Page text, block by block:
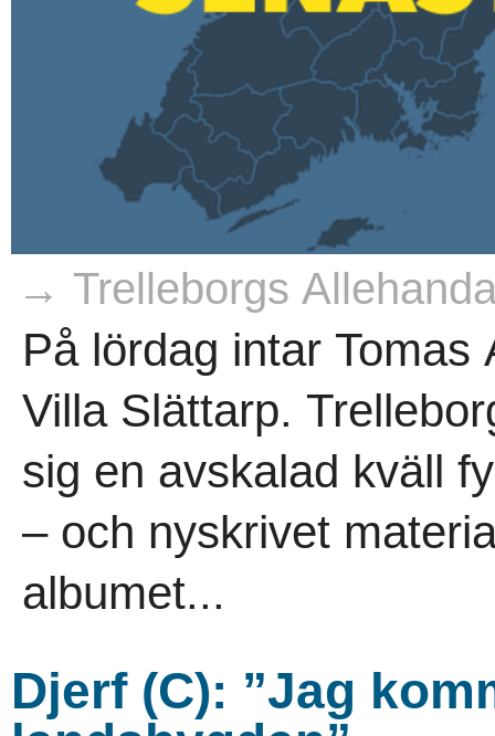
→ Trelleborgs
På lördag intar
Villa Slättarp.
sig en avskalad kväll
– och nyskrivet
albumet...
Djerf (C): ”Jag